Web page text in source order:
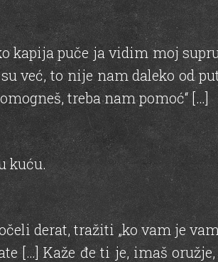
kapija puče ja vidim moj
već, to nije nam daleko od
treba nam pomoć“ […]
kuću.
derat, tražiti „ko vam je
[…] Kaže đe ti je, imaš